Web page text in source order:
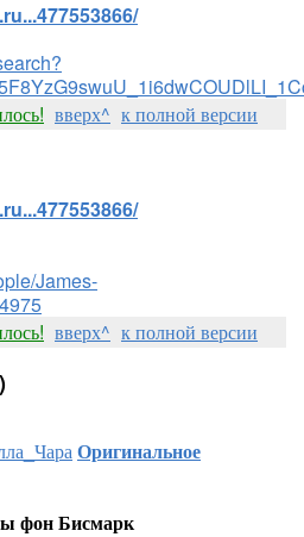
вверх^ к полной версии
James-
вверх^ к полной версии
Оригинальное
фон Бисмарк